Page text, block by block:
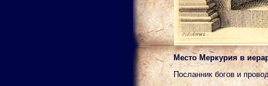
Место Меркурия в
Посланник богов и